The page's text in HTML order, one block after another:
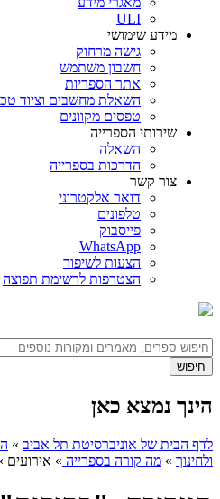
ULI
מידע שימושי
גישה מרחוק
חשבון משתמש
אתר הספריות
השאלת מחשבים וציוד
טפסים מקוונים
שירותי הספרייה
השאלה
הדרכות בספרייה
צור קשר
דואר אלקטרוני
טלפונים
פייסבוק
WhatsApp
הצעות לשיפור
הצטרפות לרשימת תפוצה
הינך נמצא כאן
לדף הבית של אוניברסיטת תל אביב »
ולחינוך » מה קורה בספרייה » אירועים